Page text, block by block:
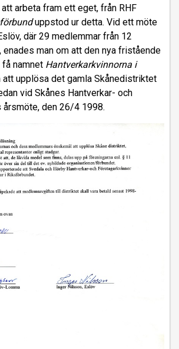
arbeta fram ett eget, från RHF
uppstod ur detta. Vid ett möte
där 29 medlemmar från 12
man om att den nya fristående
namnet Hantverkarkvinnorna i
att upplösa det gamla Skånedistriktet
vid Skånes Hantverkar- och
den 26/4 1998.